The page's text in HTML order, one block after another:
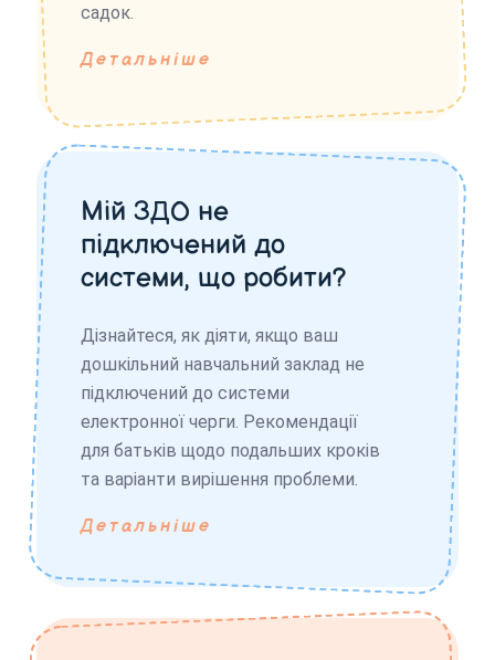
садок.
Детальніше
Мій ЗДО не
підключений до
системи, що робити?
Дізнайтеся, як діяти, якщо ваш
дошкільний навчальний заклад не
підключений до системи
електронної черги. Рекомендації
для батьків щодо подальших кроків
та варіанти вирішення проблеми.
Детальніше